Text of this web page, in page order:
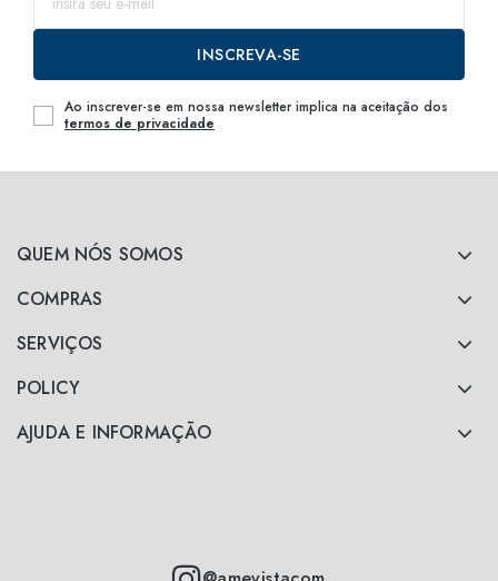
QUEM NÓS SOMOS
COMPRAS
SERVIÇOS
POLICY
AJUDA E INFORMAÇÃO
INSCREVA-SE
Ao inscrever-se em nossa newsletter implica na aceitação dos
termos de privacidade